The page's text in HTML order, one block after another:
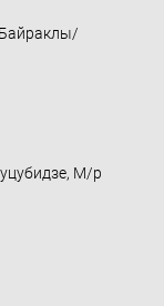
М/р